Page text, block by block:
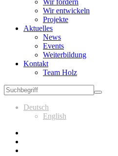
Wir fördern
Wir entwickeln
Projekte
Aktuelles
News
Events
Weiterbildung
Kontakt
Team Holz
Deutsch
English